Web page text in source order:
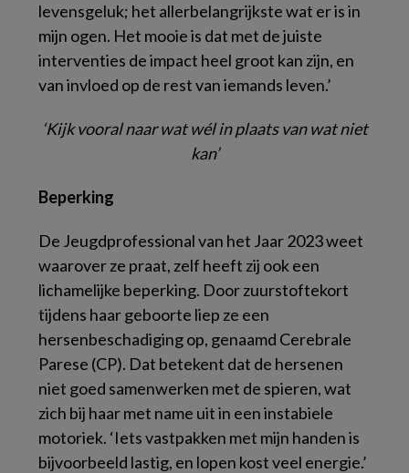
levensgeluk; het allerbelangrijkste wat er is in
mijn ogen. Het mooie is dat met de juiste
interventies de impact heel groot kan zijn, en
van invloed op de rest van iemands leven.’
‘Kijk vooral naar wat wél in plaats van wat niet
kan’
Beperking
De Jeugdprofessional van het Jaar 2023 weet
waarover ze praat, zelf heeft zij ook een
lichamelijke beperking. Door zuurstoftekort
tijdens haar geboorte liep ze een
hersenbeschadiging op, genaamd Cerebrale
Parese (CP). Dat betekent dat de hersenen
niet goed samenwerken met de spieren, wat
zich bij haar met name uit in een instabiele
motoriek. ‘Iets vastpakken met mijn handen is
bijvoorbeeld lastig, en lopen kost veel energie.’